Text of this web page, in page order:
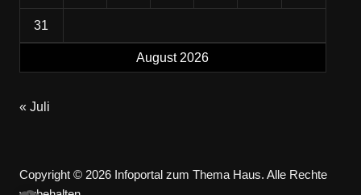
August 2026
31
« Juli
Copyright © 2026 Infoportal zum Thema Haus. Alle Rechte